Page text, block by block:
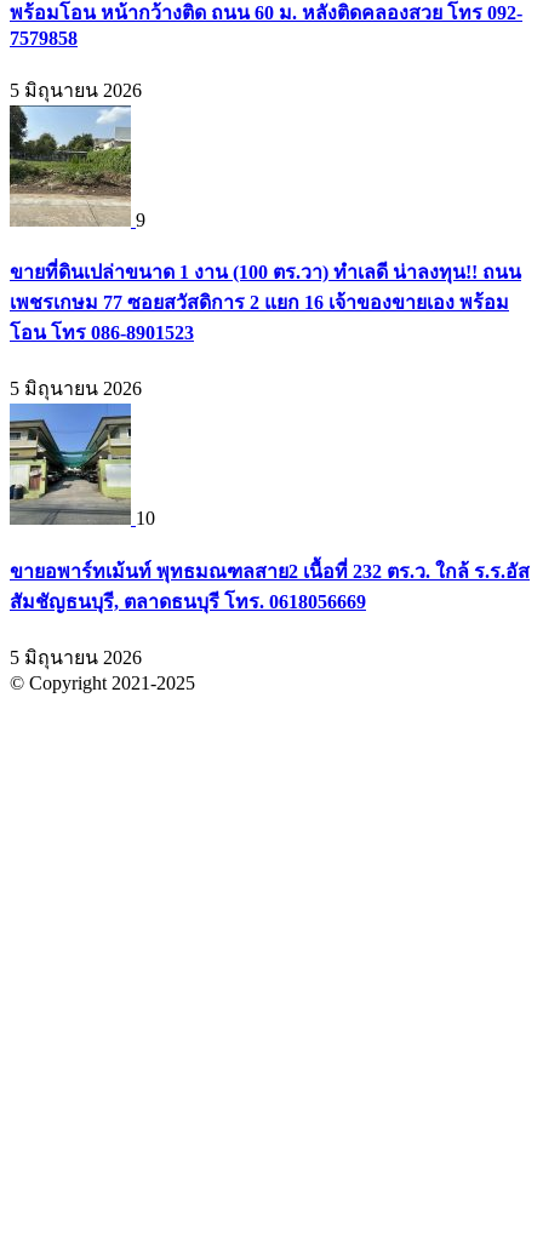
พร้อมโอน หน้ากว้างติด ถนน 60 ม. หลังติดคลองสวย โทร 092-
7579858
5 มิถุนายน 2026
9
ขายที่ดินเปล่าขนาด 1 งาน (100 ตร.วา) ทำเลดี น่าลงทุน!! ถนน
เพชรเกษม 77 ซอยสวัสดิการ 2 แยก 16 เจ้าของขายเอง พร้อม
โอน โทร 086-8901523
5 มิถุนายน 2026
10
ขายอพาร์ทเม้นท์ พุทธมณฑลสาย2 เนื้อที่ 232 ตร.ว. ใกล้ ร.ร.อัส
สัมชัญธนบุรี, ตลาดธนบุรี โทร. 0618056669
5 มิถุนายน 2026
© Copyright 2021-2025